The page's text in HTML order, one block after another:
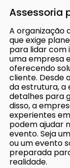
Assessoria
A organização
que exige
para lidar com
uma empresa
oferecendo
cliente. Desde
da estrutura, a
detalhes para
disso, a
experientes
podem ajudar
evento. Seja
ou um evento
preparada
realidade.